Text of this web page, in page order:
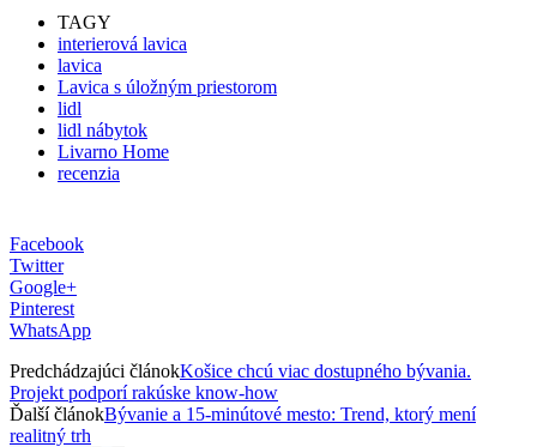
TAGY
interierová lavica
lavica
Lavica s úložným priestorom
lidl
lidl nábytok
Livarno Home
recenzia
Facebook
Twitter
Google+
Pinterest
WhatsApp
Predchádzajúci článokKošice chcú viac dostupného bývania.
Projekt podporí rakúske know-how
Ďalší článokBývanie a 15-minútové mesto: Trend, ktorý mení
realitný trh